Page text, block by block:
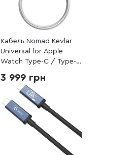
Кабель Nomad Kevlar
Universal for Apple
Watch Type-C / Type-C
(NM014667858)
3 999 грн